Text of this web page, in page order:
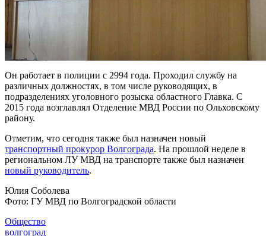
Он работает в полиции с 2994 года. Проходил службу на
различных должностях, в том числе руководящих, в
подразделениях уголовного розыска областного Главка. С
2015 года возглавлял Отделение МВД России по Ольховскому
району.
Отметим, что сегодня также был назначен новый
транспортный прокурор Волгограда. На прошлой неделе в
региональном ЛУ МВД на транспорте также был назначен
новый руководитель.
Юлия Соболева
Фото: ГУ МВД по Волгоградской области
Общество
волгоград